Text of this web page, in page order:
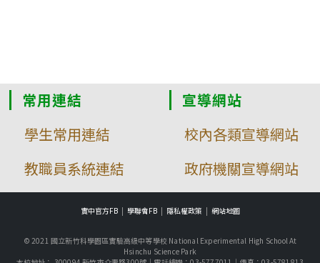
常用連結
學生常用連結
教職員系統連結
宣導網站
校內各類宣導網站
政府機關宣導網站
實中官方FB 學聯會FB 隱私權政策 網站地圖
© 2021 國立新竹科學園區實驗高級中等學校 National Experimental High School At
Hsinchu Science Park